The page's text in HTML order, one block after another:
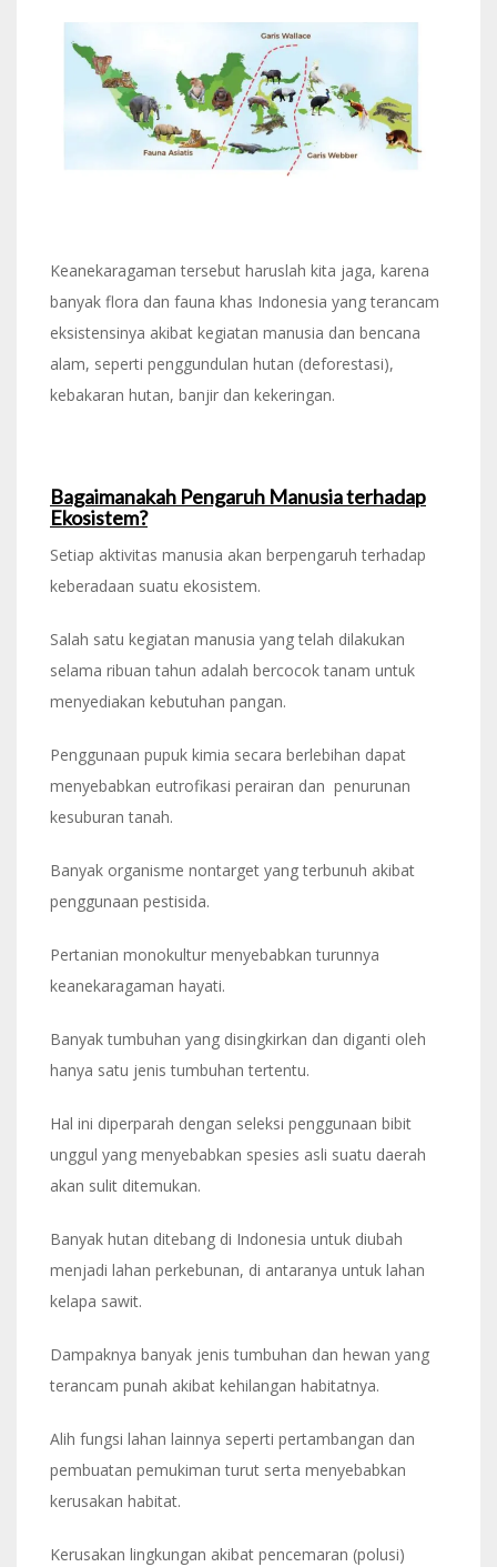
Keanekaragaman tersebut haruslah kita jaga, karena
banyak flora dan fauna khas Indonesia yang terancam
eksistensinya akibat kegiatan manusia dan bencana
alam, seperti penggundulan hutan (deforestasi),
kebakaran hutan, banjir dan kekeringan.
Bagaimanakah Pengaruh Manusia terhadap
Ekosistem?
Setiap aktivitas manusia akan berpengaruh terhadap
keberadaan suatu ekosistem.
Salah satu kegiatan manusia yang telah dilakukan
selama ribuan tahun adalah bercocok tanam untuk
menyediakan kebutuhan pangan.
Penggunaan pupuk kimia secara berlebihan dapat
menyebabkan eutrofikasi perairan dan penurunan
kesuburan tanah.
Banyak organisme nontarget yang terbunuh akibat
penggunaan pestisida.
Pertanian monokultur menyebabkan turunnya
keanekaragaman hayati.
Banyak tumbuhan yang disingkirkan dan diganti oleh
hanya satu jenis tumbuhan tertentu.
Hal ini diperparah dengan seleksi penggunaan bibit
unggul yang menyebabkan spesies asli suatu daerah
akan sulit ditemukan.
Banyak hutan ditebang di Indonesia untuk diubah
menjadi lahan perkebunan, di antaranya untuk lahan
kelapa sawit.
Dampaknya banyak jenis tumbuhan dan hewan yang
terancam punah akibat kehilangan habitatnya.
Alih fungsi lahan lainnya seperti pertambangan dan
pembuatan pemukiman turut serta menyebabkan
kerusakan habitat.
Kerusakan lingkungan akibat pencemaran (polusi)